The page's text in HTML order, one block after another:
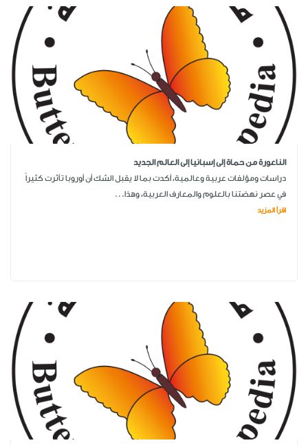
الناعورة من حماة إلى إسبانيا إلى العالم الجديد
دراسات ومؤلفات عربية وعالمية، أكدت بما لا يقبل الشك أن أوروبا تأثرت كثيراً
في عصر نهضتنا بالعلوم والمعارف العربية، وهذا...
اقرأ المزيد